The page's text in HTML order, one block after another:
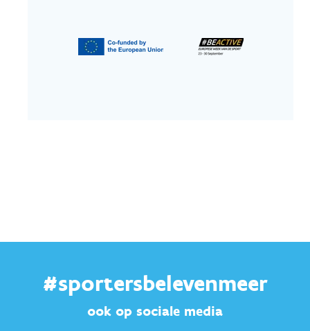
#sportersbelevenmeer
ook op sociale media